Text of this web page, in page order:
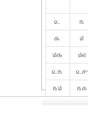
௨
௩
௯
௰
௰௬
௰௭
௨௩
௨௪
௩௰
௩௧